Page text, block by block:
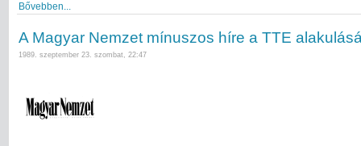
Bővebben...
A Magyar Nemzet mínuszos híre a TTE
1989. szeptember 23. szombat, 22:47